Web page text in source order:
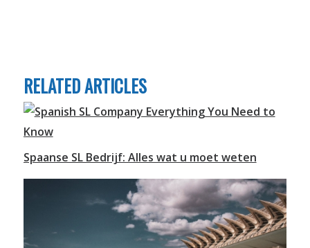
RELATED ARTICLES
Spaanse SL Bedrijf: Alles wat u moet weten